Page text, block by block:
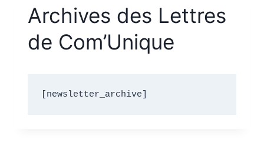
Archives des Lettres
de Com’Unique
[newsletter_archive]